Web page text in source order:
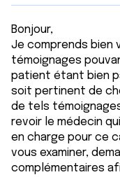
Bonjour,
Je comprends bien
témoignages
patient étant bien
soit pertinent de
de tels
revoir le médecin
en charge pour ce
vous examiner,
complémentaires